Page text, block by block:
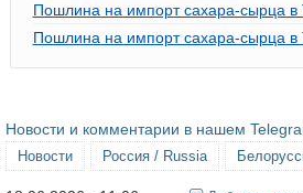
Пошлина на импорт сахара-сырца
Пошлина на импорт сахара-сырца
Новости и комментарии в нашем
Новости Россия / Russia